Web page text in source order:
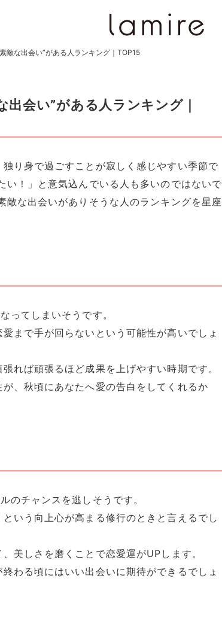
敵な出会い”がある人ランキング｜TOP15
出会い”がある人ランキング｜
り身で過ごすことが寂しく感じやすい季節で
い！」と意気込んでいる人も多いのではないで
敵な出会いがありそうな人のランキングを星座
ってしまいそうです。
まで手が回らないという可能性が高いでしょ
れば頑張るほど成果を上げやすい時期です。
、秋頃にあなたへ愛の告白をしてくれるか
のチャンスを逃しそうです。
いう向上心が高まる修行のときと言えるでし
美しさを磨くことで恋愛運がUPします。
わる頃にはいい出会いに期待ができるでしょ